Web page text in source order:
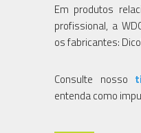
Em produtos
profissional, a
os fabricantes:
Consulte nosso
entenda como